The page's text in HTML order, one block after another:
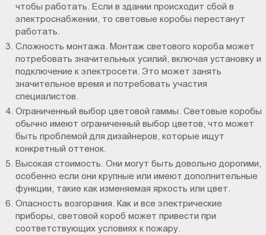
чтобы работать. Если в здании происходит сбой в
электроснабжении, то световые коробы перестанут
работать.
Сложность монтажа. Монтаж светового короба может
потребовать значительных усилий, включая установку и
подключение к электросети. Это может занять
значительное время и потребовать участия
специалистов.
Ограниченный выбор цветовой гаммы. Световые коробы
обычно имеют ограниченный выбор цветов, что может
быть проблемой для дизайнеров, которые ищут
конкретный оттенок.
Высокая стоимость. Они могут быть довольно дорогими,
особенно если они крупные или имеют дополнительные
функции, такие как изменяемая яркость или цвет.
Опасность возгорания. Как и все электрические
приборы, световой короб может привести при
соответствующих условиях к пожару.